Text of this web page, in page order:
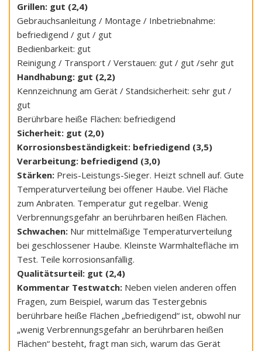
Grillen: gut (2,4)
Gebrauchsanleitung / Montage / Inbetriebnahme:
befriedigend / gut / gut
Bedienbarkeit: gut
Reinigung / Transport / Verstauen: gut / gut /sehr gut
Handhabung: gut (2,2)
Kennzeichnung am Gerät / Standsicherheit: sehr gut /
gut
Berührbare heiße Flächen: befriedigend
Sicherheit: gut (2,0)
Korrosionsbeständigkeit: befriedigend (3,5)
Verarbeitung: befriedigend (3,0)
Stärken: Preis-Leistungs-Sieger. Heizt schnell auf. Gute
Temperaturverteilung bei offener Haube. Viel Fläche
zum Anbraten. Temperatur gut regelbar. Wenig
Verbrennungsgefahr an berührbaren heißen Flächen.
Schwachen: Nur mittelmäßige Temperaturverteilung
bei geschlossener Haube. Kleinste Warmhaltefläche im
Test. Teile korrosionsanfällig.
Qualitätsurteil: gut (2,4)
Kommentar Testwatch: Neben vielen anderen offen
Fragen, zum Beispiel, warum das Testergebnis
berührbare heiße Flächen „befriedigend“ ist, obwohl nur
„wenig Verbrennungsgefahr an berührbaren heißen
Flächen“ besteht, fragt man sich, warum das Gerät